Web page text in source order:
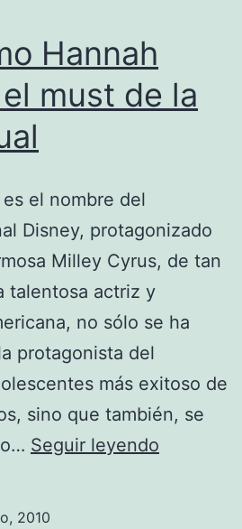
Hannah
must de la
el nombre del
Disney, protagonizado
Milley Cyrus, de tan
talentosa actriz y
no sólo se ha
protagonista del
más exitoso de
sino que también, se
Seguir leyendo
2010